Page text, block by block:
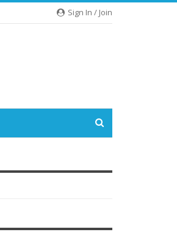
Sign In / Join